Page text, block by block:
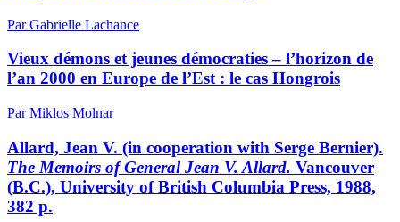
Par Gabrielle Lachance
Vieux démons et jeunes démocraties – l’horizon de
l’an 2000 en Europe de l’Est : le cas Hongrois
Par Miklos Molnar
Allard, Jean V. (in cooperation with Serge Bernier).
The Memoirs of General Jean V. Allard. Vancouver
(B.C.), University of British Columbia Press, 1988,
382 p.